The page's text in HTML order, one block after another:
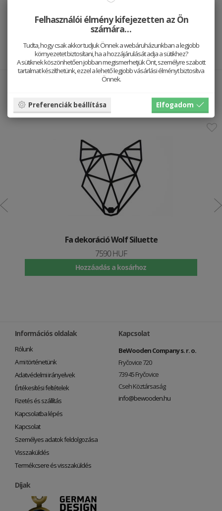
A termékfotók szemléltető jellegűek. Azok az anyagok, amelyekkel
dolgozunk, természetesek és szerkezetük specifikus. Az egyes
darabok megjelenése és textúrája különbözhet. Ezért nem található
két teljesen azonos termék - mindegyik egyedi.
Jól néz ki vele
Fa dekoráció Wolf Siluette
7590 HUF
Hozzáadás a kosárhoz
Információs oldalak
Rólunk
A mi történetünk
Adatvédelmi irányelvek
Értékesítési feltételek
Fizetés és szállítás
Kapcsolatba lépés
Kapcsolat
Személyes adatok feldolgozása
Visszaküldés
Termékcsere és visszaküldés
Kapcsolat
BeWooden Company s. r. o.
Fryčovice 720
739 45 Fryčovice
Cseh Köztársaság
info@bewooden.hu
Díjak
Felhasználói élmény kifejezetten az Ön
számára…
Tudta, hogy csak akkor tudjuk Önnek a webáruházunkban a legjobb
környezetet biztosítani, ha a hozzájárulását adja a sütikhez?
A sütiknek köszönhetően jobban megismerhetjük Önt, személyre szabott
tartalmat készíthetünk, ezzel a lehető legjobb vásárlási élményt biztosítva
Önnek.
Preferenciák beállítása Elfogadom